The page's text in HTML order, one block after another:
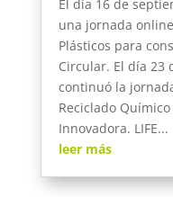
El día 16 de
una jornada
Plásticos para
Circular. El día 23
continuó la
Reciclado
Innovadora. LIFE...
leer más